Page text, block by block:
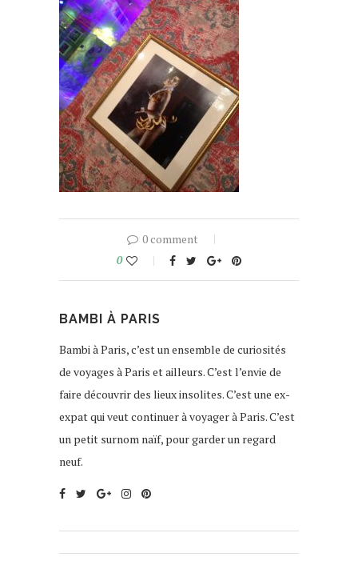
0 comment
0
BAMBI À PARIS
Bambi à Paris, c’est un ensemble de curiosités
de voyages à Paris et ailleurs. C’est l’envie de
faire découvrir des lieux insolites. C’est une ex-
expat qui veut continuer à voyager à Paris. C’est
un petit surnom naïf, pour garder un regard
neuf.